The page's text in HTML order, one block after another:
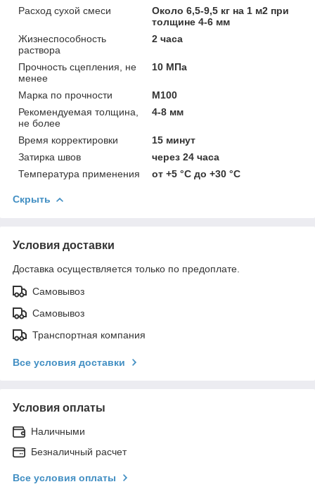
Расход сухой смеси
Около 6,5-9,5 кг на 1 м2 при
толщине 4-6 мм
Жизнеспособность
раствора
2 часа
Прочность сцепления, не
менее
10 МПа
Марка по прочности
М100
Рекомендуемая толщина,
не более
4-8 мм
Время корректировки
15 минут
Затирка швов
через 24 часа
Температура применения
от +5 °С до +30 °С
Скрыть
Условия доставки
Доставка осуществляется только по предоплате.
Самовывоз
Самовывоз
Транспортная компания
Все условия доставки
Условия оплаты
Наличными
Безналичный расчет
Все условия оплаты